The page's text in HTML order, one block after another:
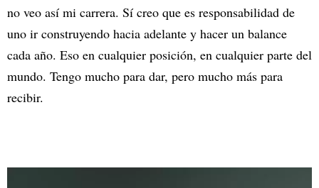
no veo así mi carrera. Sí creo que es responsabilidad de
uno ir construyendo hacia adelante y hacer un balance
cada año. Eso en cualquier posición, en cualquier parte del
mundo. Tengo mucho para dar, pero mucho más para
recibir.